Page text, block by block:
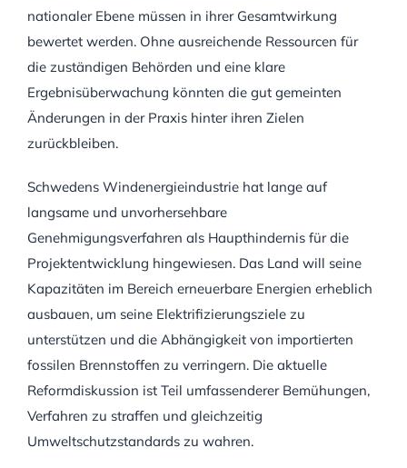
nationaler Ebene müssen in ihrer Gesamtwirkung
bewertet werden. Ohne ausreichende Ressourcen für
die zuständigen Behörden und eine klare
Ergebnisüberwachung könnten die gut gemeinten
Änderungen in der Praxis hinter ihren Zielen
zurückbleiben.
Schwedens Windenergieindustrie hat lange auf
langsame und unvorhersehbare
Genehmigungsverfahren als Haupthindernis für die
Projektentwicklung hingewiesen. Das Land will seine
Kapazitäten im Bereich erneuerbare Energien erheblich
ausbauen, um seine Elektrifizierungsziele zu
unterstützen und die Abhängigkeit von importierten
fossilen Brennstoffen zu verringern. Die aktuelle
Reformdiskussion ist Teil umfassenderer Bemühungen,
Verfahren zu straffen und gleichzeitig
Umweltschutzstandards zu wahren.